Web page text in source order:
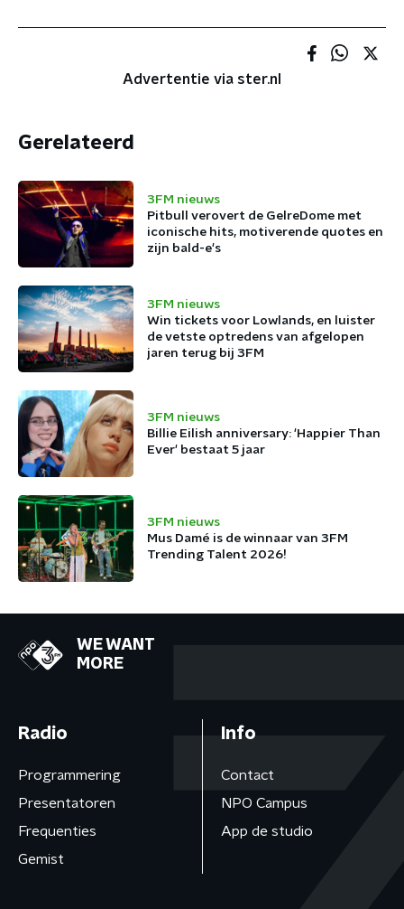
Advertentie via ster.nl
Gerelateerd
3FM nieuws
Pitbull verovert de GelreDome met
iconische hits, motiverende quotes en
zijn bald-e's
3FM nieuws
Win tickets voor Lowlands, en luister
de vetste optredens van afgelopen
jaren terug bij 3FM
3FM nieuws
Billie Eilish anniversary: 'Happier Than
Ever' bestaat 5 jaar
3FM nieuws
Mus Damé is de winnaar van 3FM
Trending Talent 2026!
WE WANT
MORE
Radio
Programmering
Presentatoren
Frequenties
Gemist
Info
Contact
NPO Campus
App de studio